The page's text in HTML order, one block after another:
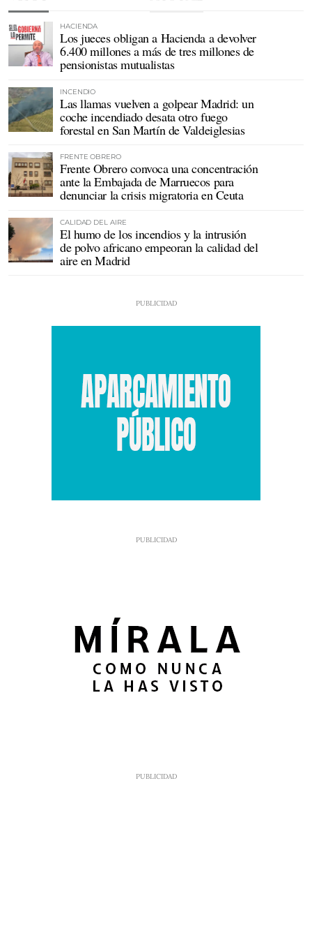
HACIENDA
Los jueces obligan a Hacienda a devolver
6.400 millones a más de tres millones de
pensionistas mutualistas
INCENDIO
Las llamas vuelven a golpear Madrid: un
coche incendiado desata otro fuego
forestal en San Martín de Valdeiglesias
FRENTE OBRERO
Frente Obrero convoca una concentración
ante la Embajada de Marruecos para
denunciar la crisis migratoria en Ceuta
CALIDAD DEL AIRE
El humo de los incendios y la intrusión
de polvo africano empeoran la calidad del
aire en Madrid